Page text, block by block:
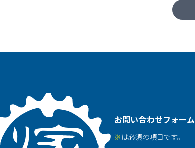
お問い合わせフォーム
※ は必須の項目です。